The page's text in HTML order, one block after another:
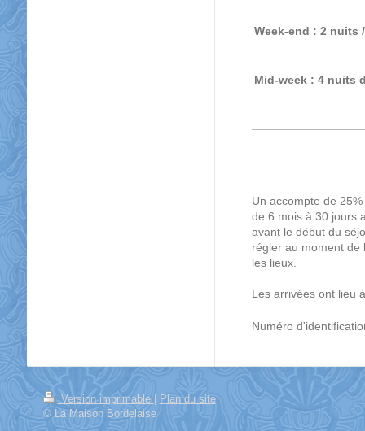
Week-end : 2 nuits
Mid-week : 4 nuits
Un accompte de
de 6 mois à 30 jours
avant le début du
régler au moment de
les lieux.
Les arrivées ont lieu
Numéro
Version imprimable
Plan du site
© La Maison Bordelaise